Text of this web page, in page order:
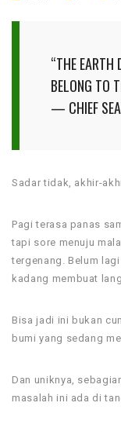
“THE EARTH
BELONG TO
— CHIEF
Sadar tidak, akhir-
Pagi terasa panas
tapi sore menuju
tergenang. Belum
kadang membuat
Bisa jadi ini bukan
bumi yang sedang
Dan uniknya,
masalah ini ada di